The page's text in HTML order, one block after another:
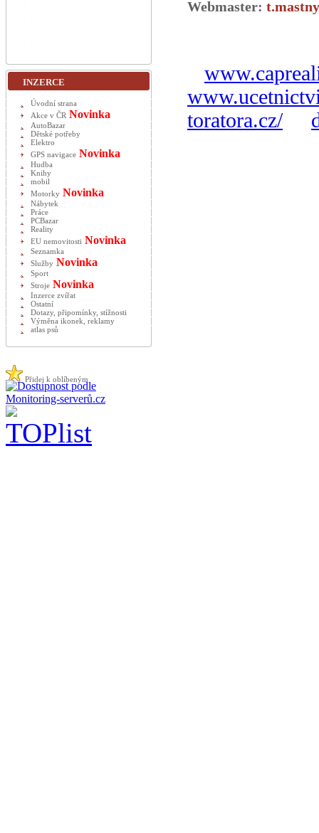
Webmaster:
toratora.cz/
INZERCE
Úvodní strana
Akce v ČR Novinka
AutoBazar
Dětské potřeby
Elektro
GPS navigace Novinka
Hudba
Knihy
mobil
Motorky Novinka
Nábytek
Práce
PCBazar
Reality
EU nemovitosti Novinka
Seznamka
Služby Novinka
Sport
Stroje Novinka
Inzerce zvířat
Ostatní
Dotazy, připomínky, stížnosti
Výměna ikonek, reklamy
atlas psů
Přidej k oblíbeným